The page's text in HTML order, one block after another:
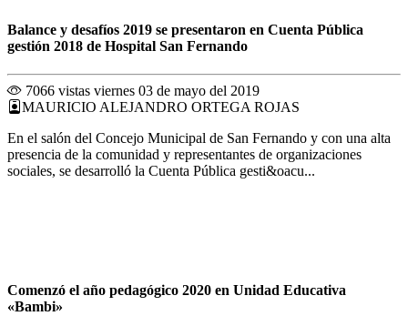
Balance y desafíos 2019 se presentaron en Cuenta Pública
gestión 2018 de Hospital San Fernando
7066 vistas viernes 03 de mayo del 2019
MAURICIO ALEJANDRO ORTEGA ROJAS
En el salón del Concejo Municipal de San Fernando y con una alta
presencia de la comunidad y representantes de organizaciones
sociales, se desarrolló la Cuenta Pública gesti&oacu...
Comenzó el año pedagógico 2020 en Unidad Educativa
«Bambi»